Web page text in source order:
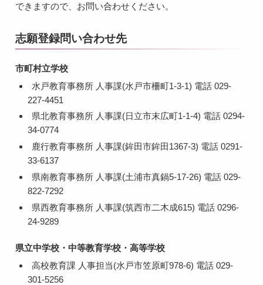
できますので、お問い合わせください。
志願登録問い合わせ先
市町村立学校
水戸教育事務所 人事課(水戸市柵町1-3-1) 電話 029-
227-4451
県北教育事務所 人事課(日立市末広町1-1-4) 電話 0294-
34-0774
鹿行教育事務所 人事課(鉾田市鉾田1367-3) 電話 0291-
33-6137
県南教育事務所 人事課(土浦市真鍋5-17-26) 電話 029-
822-7292
県西教育事務所 人事課(筑西市二木成615) 電話 0296-
24-9289
県立中学校・中等教育学校・高等学校
高校教育課 人事担当(水戸市笠原町978-6) 電話 029-
301-5256